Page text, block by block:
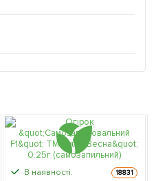
В наявності. 18831